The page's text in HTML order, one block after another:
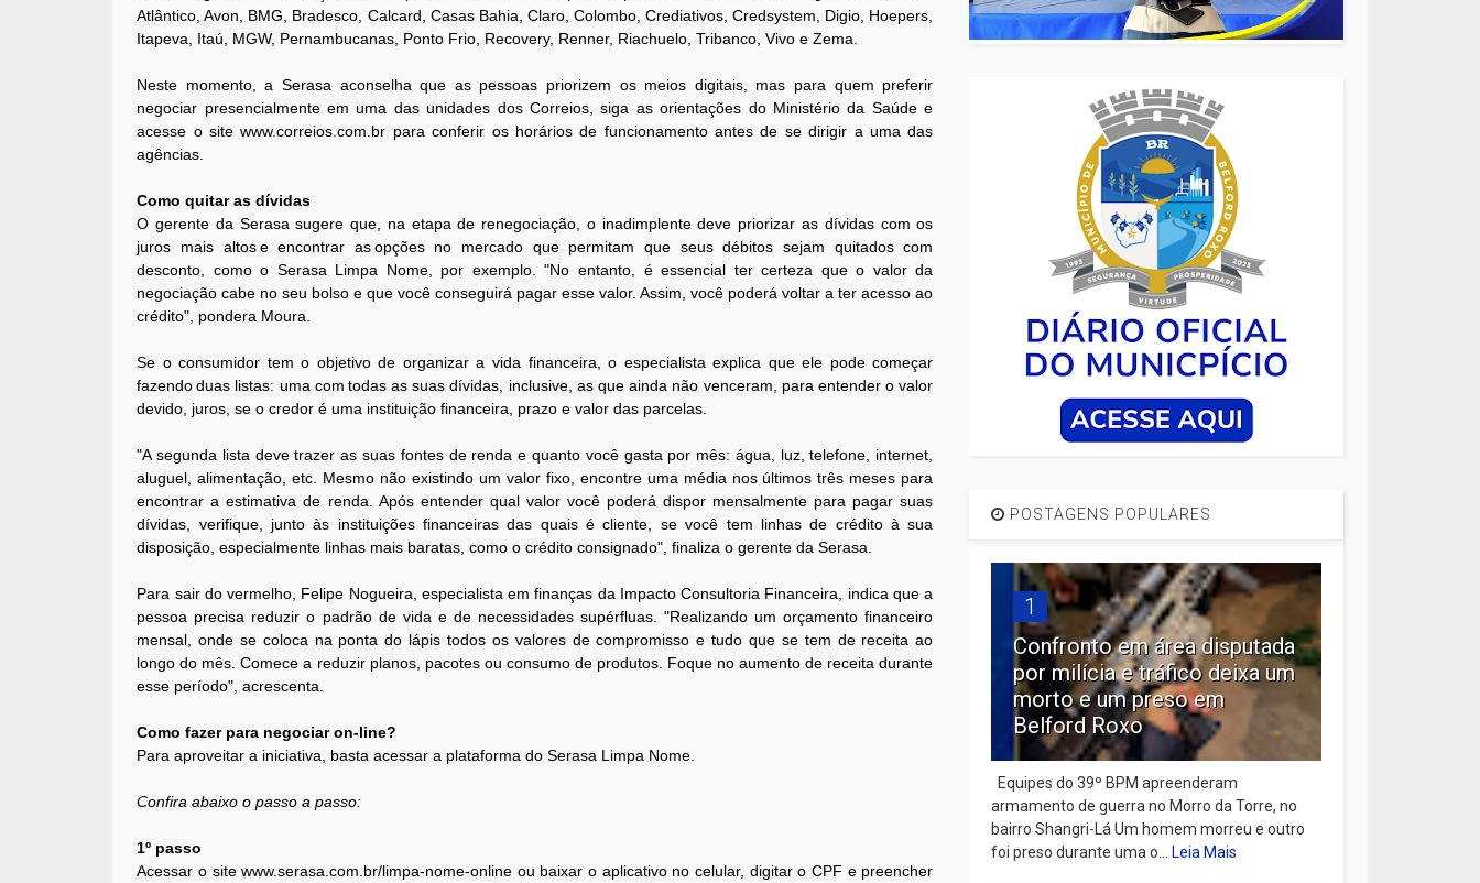
Atlântico, Avon, BMG, Bradesco, Calcard, Casas Bahia, Claro, Colombo, Crediativos, Credsystem, Digio, Hoepers,
Itapeva, Itaú, MGW, Pernambucanas, Ponto Frio, Recovery, Renner, Riachuelo, Tribanco, Vivo e Zema.
Neste momento, a Serasa aconselha que as pessoas priorizem os meios digitais, mas para quem preferir
negociar presencialmente em uma das unidades dos Correios, siga as orientações do Ministério da Saúde e
acesse o site www.correios.com.br para conferir os horários de funcionamento antes de se dirigir a uma das
agências.
Como quitar as dívidas
O gerente da Serasa sugere que, na etapa de renegociação, o inadimplente deve priorizar as dívidas com os
juros mais altos e encontrar as opções no mercado que permitam que seus débitos sejam quitados com
desconto, como o Serasa Limpa Nome, por exemplo. "No entanto, é essencial ter certeza que o valor da
negociação cabe no seu bolso e que você conseguirá pagar esse valor. Assim, você poderá voltar a ter acesso ao
crédito", pondera Moura.
Se o consumidor tem o objetivo de organizar a vida financeira, o especialista explica que ele pode começar
fazendo duas listas: uma com todas as suas dívidas, inclusive, as que ainda não venceram, para entender o valor
devido, juros, se o credor é uma instituição financeira, prazo e valor das parcelas.
"A segunda lista deve trazer as suas fontes de renda e quanto você gasta por mês: água, luz, telefone, internet,
aluguel, alimentação, etc. Mesmo não existindo um valor fixo, encontre uma média nos últimos três meses para
encontrar a estimativa de renda. Após entender qual valor você poderá dispor mensalmente para pagar suas
dívidas, verifique, junto às instituições financeiras das quais é cliente, se você tem linhas de crédito à sua
disposição, especialmente linhas mais baratas, como o crédito consignado", finaliza o gerente da Serasa.
Para sair do vermelho, Felipe Nogueira, especialista em finanças da Impacto Consultoria Financeira, indica que a
pessoa precisa reduzir o padrão de vida e de necessidades supérfluas. "Realizando um orçamento financeiro
mensal, onde se coloca na ponta do lápis todos os valores de compromisso e tudo que se tem de receita ao
longo do mês. Comece a reduzir planos, pacotes ou consumo de produtos. Foque no aumento de receita durante
esse período", acrescenta.
Como fazer para negociar on-line?
Para aproveitar a iniciativa, basta acessar a plataforma do Serasa Limpa Nome.
Confira abaixo o passo a passo:
1º passo
Acessar o site www.serasa.com.br/limpa-nome-online ou baixar o aplicativo no celular, digitar o CPF e preencher
POSTAGENS POPULARES
1
Confronto em área disputada
por milícia e tráfico deixa um
morto e um preso em
Belford Roxo
Equipes do 39º BPM apreenderam
armamento de guerra no Morro da Torre, no
bairro Shangri-Lá Um homem morreu e outro
foi preso durante uma o...Leia Mais